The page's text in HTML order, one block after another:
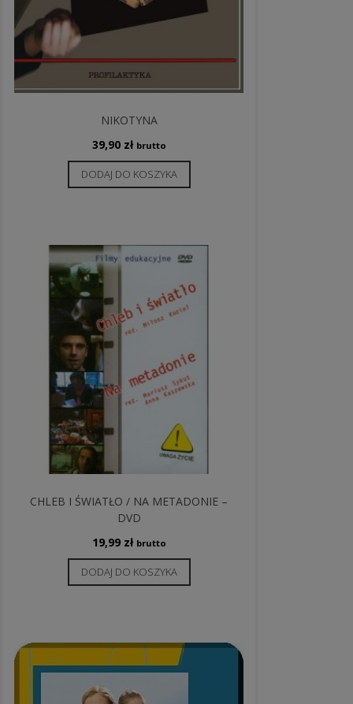
NIKOTYNA
39,90 zł brutto
DODAJ DO KOSZYKA
CHLEB I ŚWIATŁO / NA METADONIE –
DVD
19,99 zł brutto
DODAJ DO KOSZYKA